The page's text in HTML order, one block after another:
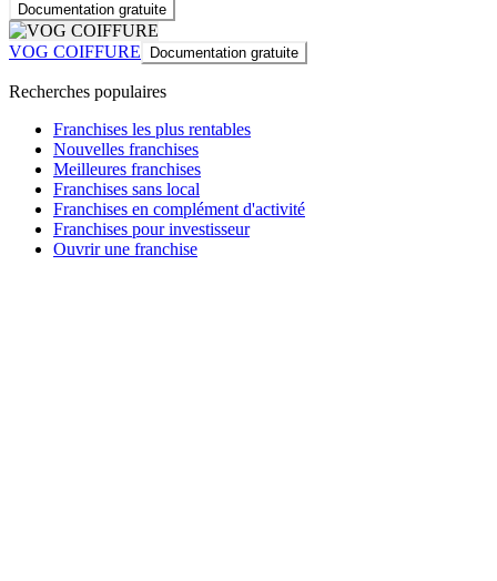
Documentation gratuite
VOG COIFFURE Documentation gratuite
Recherches populaires
Franchises les plus rentables
Nouvelles franchises
Meilleures franchises
Franchises sans local
Franchises en complément d'activité
Franchises pour investisseur
Ouvrir une franchise